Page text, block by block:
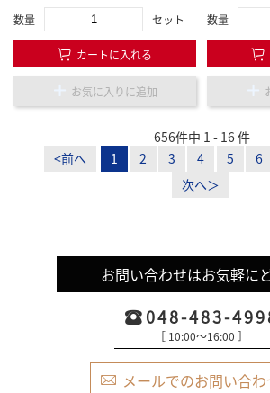
数量
セット
カートに入れる
お気に入りに追加
数量
656件中 1 - 16 件
<前へ
1 2 3 4 5 6
次へ＞
お問い合わせはお気軽に
048-483-
［ 10:00〜16:00 ］
メールでのお問い合わ